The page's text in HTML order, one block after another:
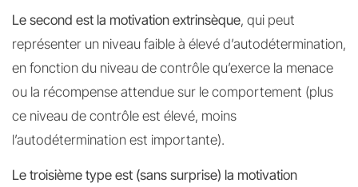
Le second est la motivation extrinsèque, qui peut
représenter un niveau faible à élevé d’autodétermination,
en fonction du niveau de contrôle qu’exerce la menace
ou la récompense attendue sur le comportement (plus
ce niveau de contrôle est élevé, moins
l’autodétermination est importante).
Le troisième type est (sans surprise) la motivation